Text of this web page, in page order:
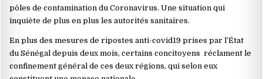
pôles de contamination du Coronavirus. Une situation qui
inquiète de plus en plus les autorités sanitaires.
En plus des mesures de ripostes anti-covid19 prises par l’État
du Sénégal depuis deux mois,certains concitoyens réclament le
confinement général de ces deux régions, qui selon eux